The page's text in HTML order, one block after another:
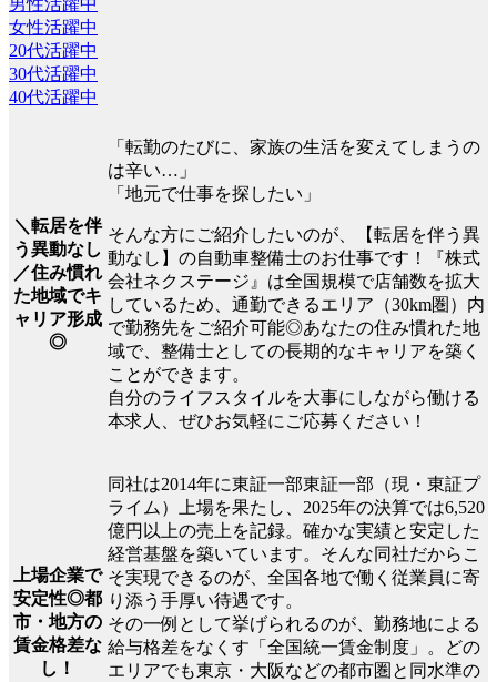
男性活躍中
女性活躍中
20代活躍中
30代活躍中
40代活躍中
＼転居を伴
う異動なし
／住み慣れ
た地域でキ
ャリア形成
◎
「転勤のたびに、家族の生活を変えてしまうの
は辛い…」
「地元で仕事を探したい」
そんな方にご紹介したいのが、【転居を伴う異
動なし】の自動車整備士のお仕事です！『株式
会社ネクステージ』は全国規模で店舗数を拡大
しているため、通勤できるエリア（30km圏）内
で勤務先をご紹介可能◎あなたの住み慣れた地
域で、整備士としての長期的なキャリアを築く
ことができます。
自分のライフスタイルを大事にしながら働ける
本求人、ぜひお気軽にご応募ください！
上場企業で
安定性◎都
市・地方の
賃金格差な
し！
同社は2014年に東証一部東証一部（現・東証プ
ライム）上場を果たし、2025年の決算では6,520
億円以上の売上を記録。確かな実績と安定した
経営基盤を築いています。そんな同社だからこ
そ実現できるのが、全国各地で働く従業員に寄
り添う手厚い待遇です。
その一例として挙げられるのが、勤務地による
給与格差をなくす「全国統一賃金制度」。どの
エリアでも東京・大阪などの都市圏と同水準の